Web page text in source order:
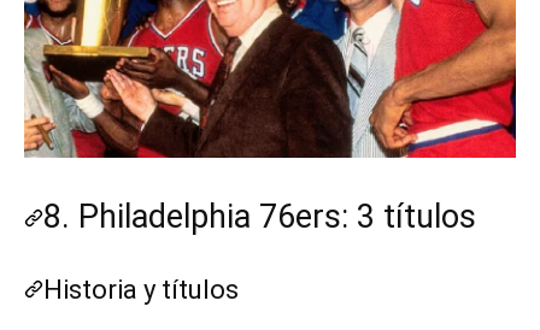
8. Philadelphia 76ers: 3 títulos
Historia y títulos